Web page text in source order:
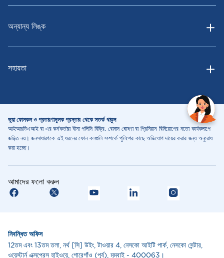
অন্যান্য লিঙ্ক
সহায়তা
ভুয়া ফোনকল ও প্রতারণামূলক প্রস্তাব থেকে সতর্ক থাকুন
আইআরডিএআই বা এর কর্মকর্তারা বীমা পলিসি বিক্রি, বোনাস ঘোষণা বা প্রিমিয়াম বিনিয়োগের মতো কার্যকলাপে
জড়িত নয়। জনসাধারণকে এই ধরনের ফোন কলগুলি সম্পর্কে পুলিশের কাছে অভিযোগ দায়ের করার জন্য অনুরোধ
করা হচ্ছে।
আমাদের ফলো করুন
নিবন্ধিত অফিস
12তম এবং 13তম তলা, নর্থ [সি] উইং, টাওয়ার 4, নেসকো আইটি পার্ক, নেসকো সেন্টার,
ওয়েস্টার্ন এক্সপ্রেস হাইওয়ে, গোরেগাঁও (পূর্ব), মুম্বাই - 400063।